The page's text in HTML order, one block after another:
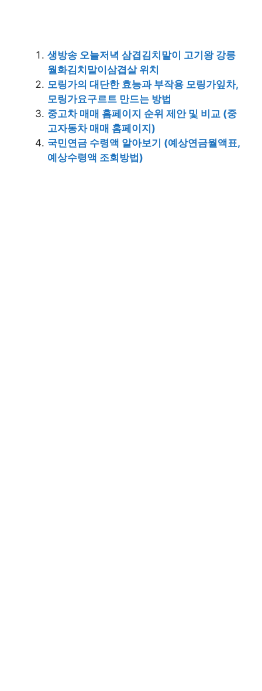
생방송 오늘저녁 삼겹김치말이 고기왕 강릉
월화김치말이삼겹살 위치
모링가의 대단한 효능과 부작용 모링가잎차,
모링가요구르트 만드는 방법
중고차 매매 홈페이지 순위 제안 및 비교 (중
고자동차 매매 홈페이지)
국민연금 수령액 알아보기 (예상연금월액표,
예상수령액 조회방법)